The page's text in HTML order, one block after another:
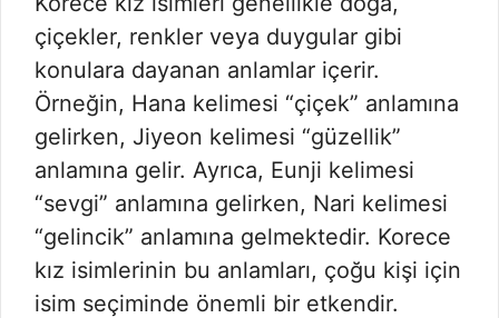
çiçekler, renkler veya duygular gibi
konulara dayanan anlamlar içerir.
Örneğin, Hana kelimesi “çiçek” anlamına
gelirken, Jiyeon kelimesi “güzellik”
anlamına gelir. Ayrıca, Eunji kelimesi
“sevgi” anlamına gelirken, Nari kelimesi
“gelincik” anlamına gelmektedir. Korece
kız isimlerinin bu anlamları, çoğu kişi için
isim seçiminde önemli bir etkendir.